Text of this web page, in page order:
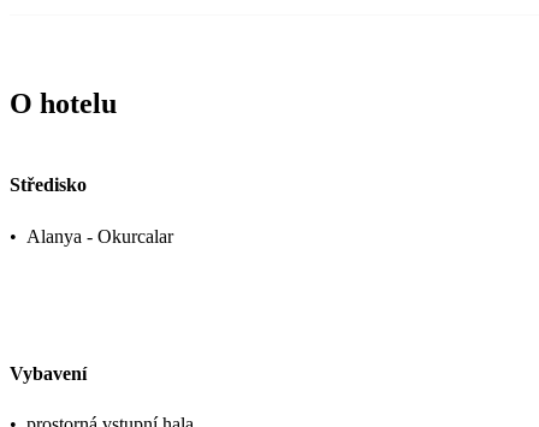
O hotelu
Středisko
• Alanya - Okurcalar
Vybavení